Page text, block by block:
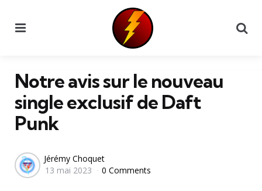
Notre avis sur le nouveau
single exclusif de Daft
Punk
Posted
by
Jérémy Choquet
13 mai 2023
0 Comments